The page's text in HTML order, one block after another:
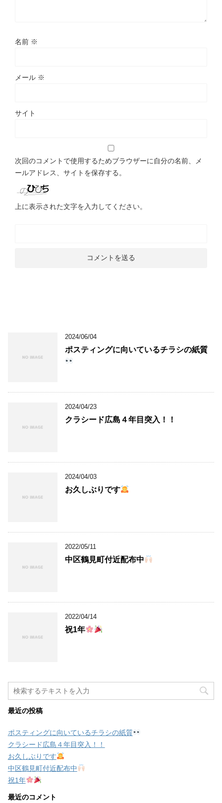
名前 ※
メール ※
サイト
次回のコメントで使用するためブラウザーに自分の名前、メ
ールアドレス、サイトを保存する。
上に表示された文字を入力してください。
2024/06/04
ポスティングに向いているチラシの紙質
2024/04/23
クラシード広島４年目突入！！
2024/04/03
お久しぶりです
2022/05/11
中区鶴見町付近配布中
2022/04/14
祝1年
最近の投稿
ポスティングに向いているチラシの紙質
クラシード広島４年目突入！！
お久しぶりです
中区鶴見町付近配布中
祝1年
最近のコメント